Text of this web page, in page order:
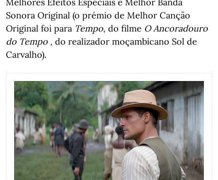
Sonora Original (o prémio de Melhor Canção
Original foi para Tempo, do filme O Ancoradouro
do Tempo , do realizador moçambicano Sol de
Carvalho).